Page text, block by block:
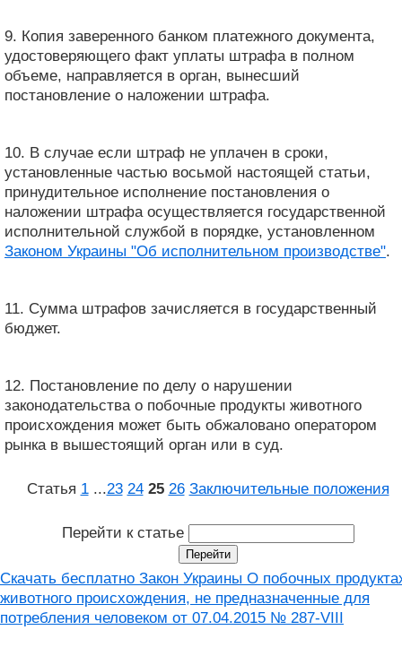
9. Копия заверенного банком платежного документа,
удостоверяющего факт уплаты штрафа в полном
объеме, направляется в орган, вынесший
постановление о наложении штрафа.
10. В случае если штраф не уплачен в сроки,
установленные частью восьмой настоящей статьи,
принудительное исполнение постановления о
наложении штрафа осуществляется государственной
исполнительной службой в порядке, установленном
Законом Украины "Об исполнительном производстве".
11. Сумма штрафов зачисляется в государственный
бюджет.
12. Постановление по делу о нарушении
законодательства о побочные продукты животного
происхождения может быть обжаловано оператором
рынка в вышестоящий орган или в суд.
Статья 1 ...23 24 25 26 Заключительные положения
Перейти к статье
Скачать бесплатно Закон Украины О побочных
животного происхождения, не предназначенные для
потребления человеком от 07.04.2015 № 287-VIII